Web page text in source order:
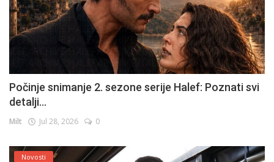
Počinje snimanje 2. sezone serije Halef: Poznati svi
detalji...
Milt Jul 28, 2026 0
Novosti